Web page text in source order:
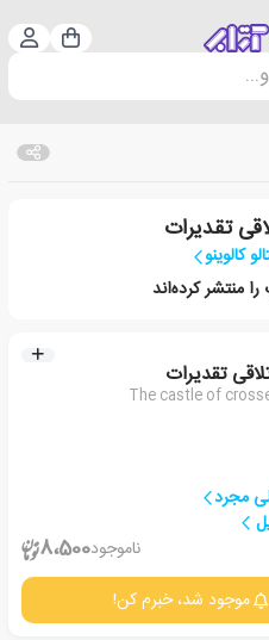
سبد
تقدیرات
کالوینو
منتشر کرده‌اند
تقدیرات
The castle of
مجرد
ناموجود8،500
موجود شد، خبرم کن!